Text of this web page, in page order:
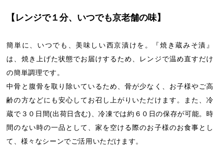
【レンジで１分、いつでも京老舗の味】
簡単に、いつでも、美味しい西京漬けを。『焼き蔵みそ漬』
は、焼き上げた状態でお届けするため、レンジで温め直すだけ
の簡単調理です。
中骨と腹骨を取り除いているため、骨が少なく、お子様やご高
齢の方などにも安心してお召し上がりいただけます。また、冷
蔵で３０日間(出荷日含む)、冷凍では約６０日の保存が可能。時
間のない時の一品として、家を空ける際のお子様のお食事とし
て、様々なシーンでご活用いただけます。